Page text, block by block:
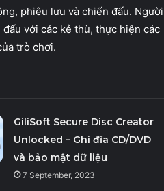
phiêu lưu và chiến đấu. Người
với các kẻ thù, thực hiện các
trò chơi.
GiliSoft Secure Disc Creator
Unlocked – Ghi đĩa CD/DVD
và bảo mật dữ liệu
7 September, 2023